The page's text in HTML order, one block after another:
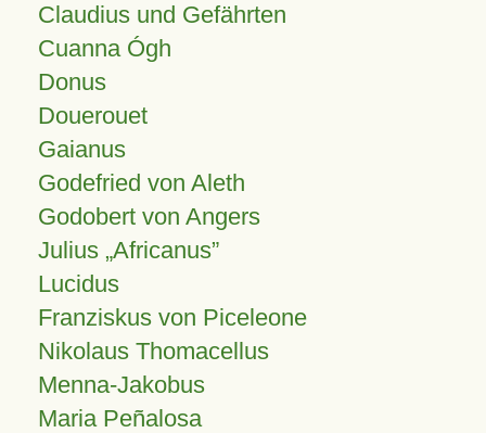
Claudius und Gefährten
Cuanna Ógh
Donus
Douerouet
Gaianus
Godefried von Aleth
Godobert von Angers
Julius Africanus
Lucidus
Franziskus von Piceleone
Nikolaus Thomacellus
Menna-Jakobus
Maria Peñalosa